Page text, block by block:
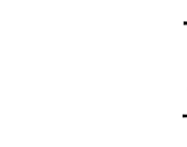
一、
二、